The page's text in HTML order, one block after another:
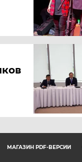
МАГАЗИН PDF-ВЕРСИЙ